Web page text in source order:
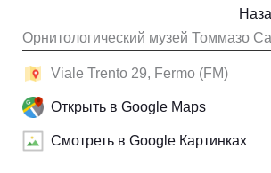
Орнитологический музей Томмазо
Viale Trento 29, Fermo (FM)
Открыть в Google Maps
Смотреть в Google Картинках